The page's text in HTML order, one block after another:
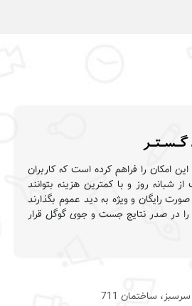
امکان را فراهم کرده است که کاربران
و در 24 ساعت از شبانه روز و با کمترین هزینه بتوانند
رایگان و ویژه به دید عموم بگذارند
در صدر نتایج جست و جوی گوگل قرار
ساختمان 711